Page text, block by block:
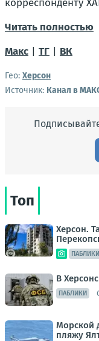
корреспонденту
Читать полностью
Макс
ТГ ВК
Гео: Херсон
Источник: Канал в
Топ
Херсон.
ПАБЛИКИ
В
ПАБЛИКИ
Морской
пляжу